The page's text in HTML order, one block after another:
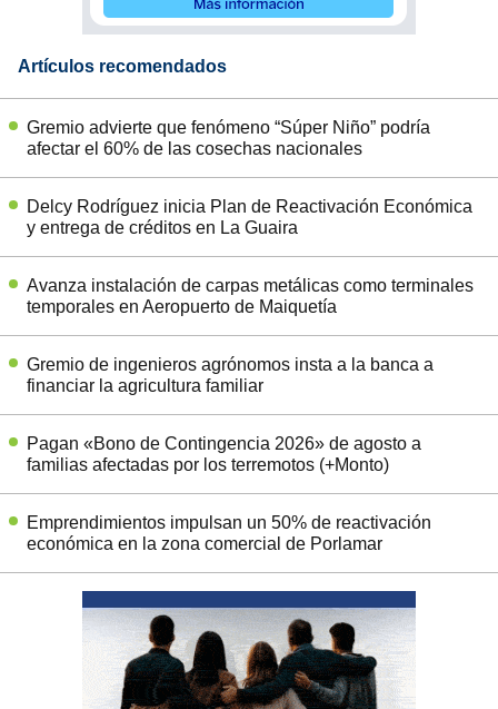
Artículos recomendados
Gremio advierte que fenómeno “Súper Niño” podría
afectar el 60% de las cosechas nacionales
Delcy Rodríguez inicia Plan de Reactivación Económica
y entrega de créditos en La Guaira
Avanza instalación de carpas metálicas como terminales
temporales en Aeropuerto de Maiquetía
Gremio de ingenieros agrónomos insta a la banca a
financiar la agricultura familiar
Pagan «Bono de Contingencia 2026» de agosto a
familias afectadas por los terremotos (+Monto)
Emprendimientos impulsan un 50% de reactivación
económica en la zona comercial de Porlamar